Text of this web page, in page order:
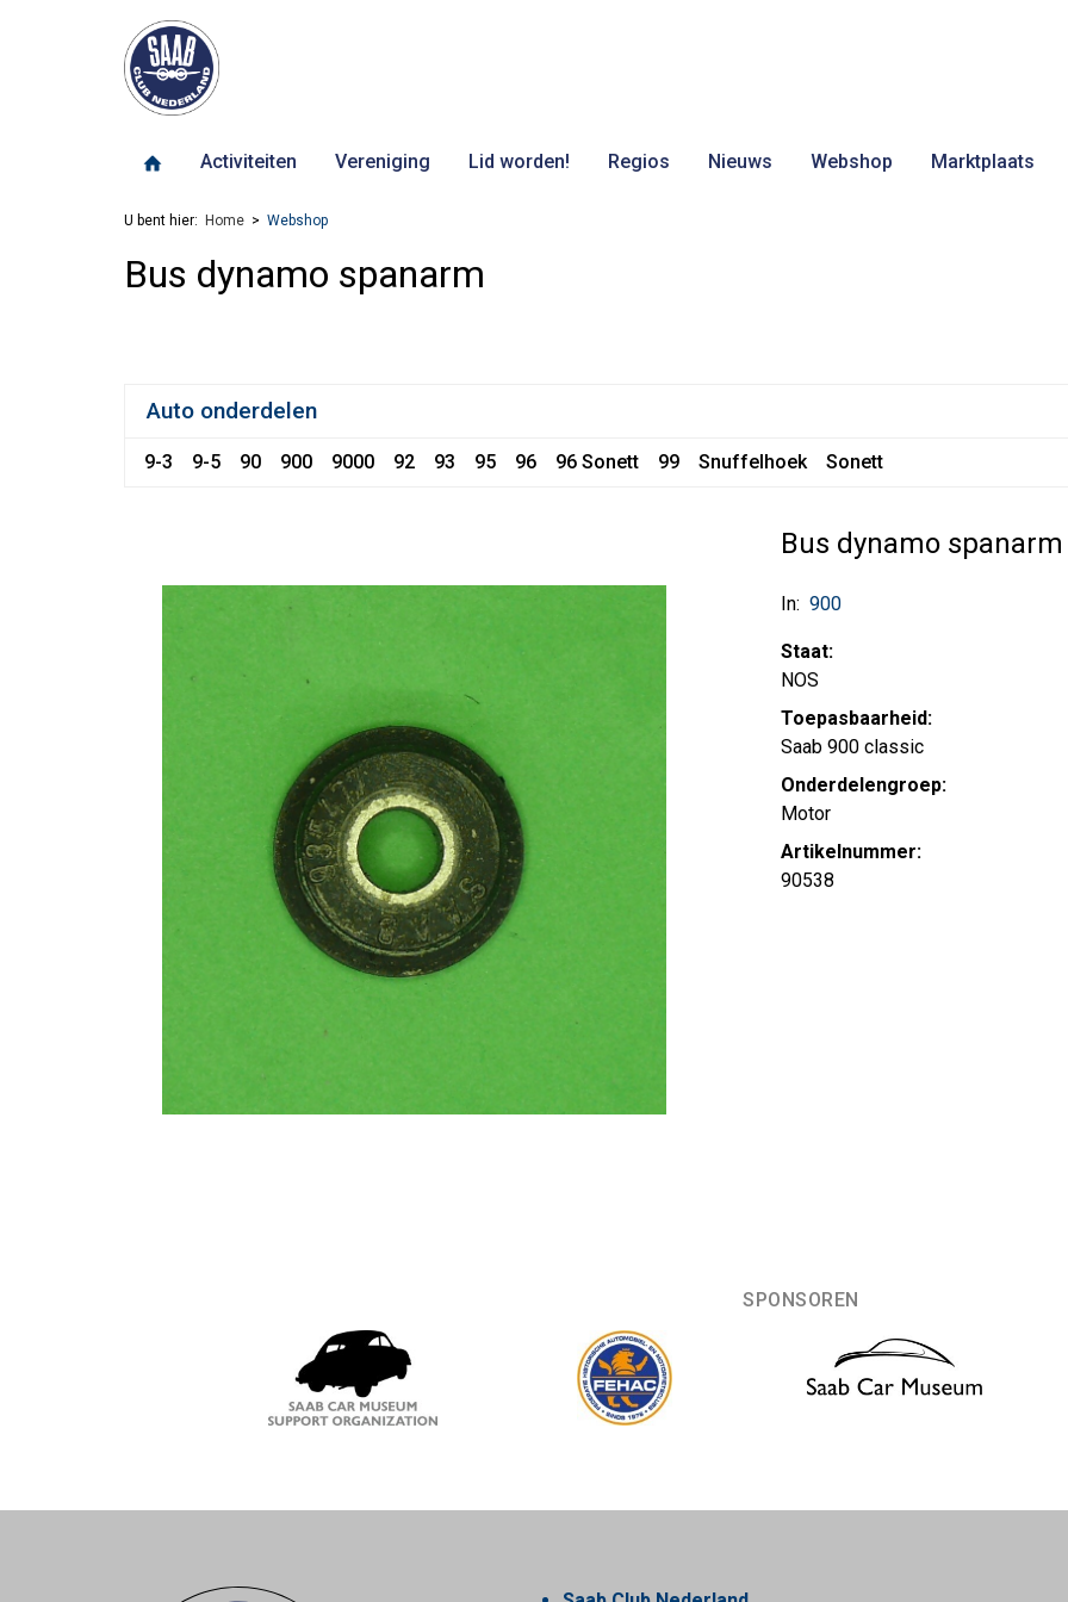
Activiteiten Vereniging Lid worden! Regios Nieuws Webshop Marktplaats
U bent hier: Home Webshop
Bus dynamo spanarm
Auto onderdelen
9-3 9-5 90 900 9000 92 93 95 96 96 Sonett 99 Snuffelhoek Sonett
Bus dynamo spanarm
In: 900
Staat:
NOS
Toepasbaarheid:
Saab 900 classic
Onderdelengroep:
Motor
Artikelnummer:
90538
SPONSOREN